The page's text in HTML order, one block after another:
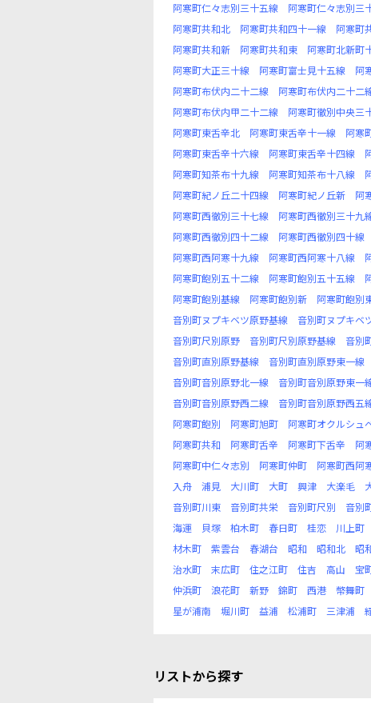
阿寒町仁々志別三十五線
阿寒町仁々志別三
阿寒町共和北
阿寒町共和四十一線 阿寒町
阿寒町共和新
阿寒町共和東 阿寒町北新町
阿寒町大正三十線
阿寒町富士見十五線 阿
阿寒町布伏内二十二線
阿寒町布伏内二十二
阿寒町布伏内甲二十二線
阿寒町徹別中央三
阿寒町東舌辛北
阿寒町東舌辛十一線 阿寒
阿寒町東舌辛十六線
阿寒町東舌辛十四線
阿寒町知茶布十九線
阿寒町知茶布十八線
阿寒町紀ノ丘二十四線
阿寒町紀ノ丘新 阿
阿寒町西徹別三十七線
阿寒町西徹別三十九
阿寒町西徹別四十二線
阿寒町西徹別四十線
阿寒町西阿寒十九線
阿寒町西阿寒十八線
阿寒町飽別五十二線
阿寒町飽別五十五線
阿寒町飽別基線
阿寒町飽別新 阿寒町飽別
音別町ヌプキベツ原野基線
音別町ヌプキベ
音別町尺別原野
音別町尺別原野基線 音別
音別町直別原野基線
音別町直別原野東一線
音別町音別原野北一線
音別町音別原野東一
音別町音別原野西二線
音別町音別原野西五
阿寒町飽別
阿寒町旭町 阿寒町オクルシュ
阿寒町共和
阿寒町舌辛 阿寒町下舌辛 阿
阿寒町中仁々志別
阿寒町仲町 阿寒町西阿
入舟
浦見 大川町 大町 興津 大楽毛
音別町川東
音別町共栄 音別町尺別 音別
海運
貝塚 柏木町 春日町 桂恋 川上町
材木町
紫雲台 春湖台 昭和 昭和北 昭
治水町
末広町 住之江町 住吉 高山 宝
仲浜町
浪花町 新野 錦町 西港 幣舞町
星が浦南
堀川町 益浦 松浦町 三津浦
リストから探す